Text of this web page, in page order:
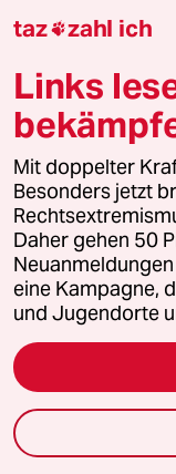
Rainer B.
Ich
profitiert?
E elcatero
16.09.2020
Vielleicht
Gebieten
könnte
dass
taz zahl ich
Links
Mit doppelter
Besonders jetzt
Daher gehen 50
eine Kampagne,
und Jugendorte